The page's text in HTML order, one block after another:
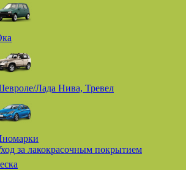
Лада Нива, Тревел
за лакокрасочным покрытием